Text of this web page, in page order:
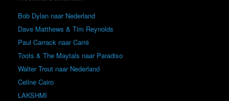
Bob Dylan naar Nederland
Dave Matthews & Tim Reynolds
Paul Carrack naar Carré
Toots & The Maytals naar Paradiso
Walter Trout naar Nederland
Celine Cairo
LAKSHMI